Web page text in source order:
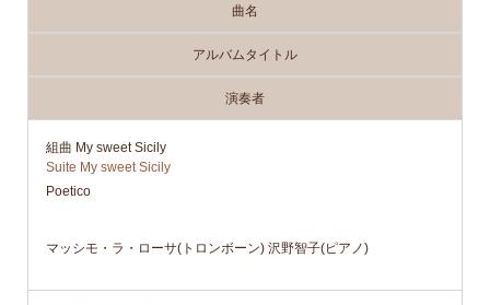
曲名
アルバムタイトル
演奏者
組曲 My sweet Sicily
Suite My sweet Sicily
Poetico
マッシモ・ラ・ローサ(トロンボーン) 沢野智子(ピアノ)